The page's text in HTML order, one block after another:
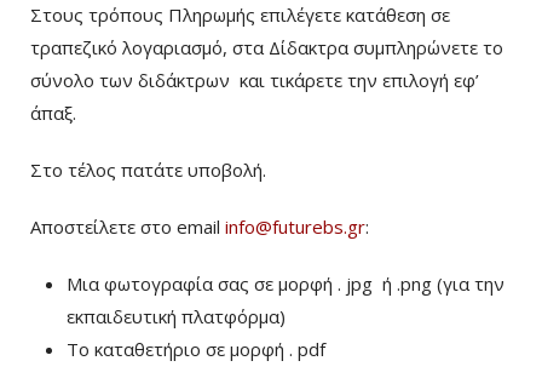
Στους τρόπους Πληρωμής επιλέγετε κατάθεση σε
τραπεζικό λογαριασμό, στα Δίδακτρα συμπληρώνετε το
σύνολο των διδάκτρων και τικάρετε την επιλογή εφ’
άπαξ.
Στο τέλος πατάτε υποβολή.
Αποστείλετε στο email info@futurebs.gr:
Μια φωτογραφία σας σε μορφή . jpg ή .png (για την
εκπαιδευτική πλατφόρμα)
To καταθετήριο σε μορφή . pdf